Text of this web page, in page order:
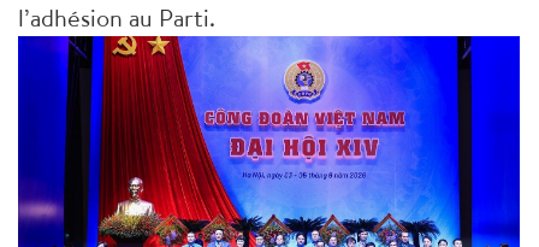
l’adhésion au Parti.